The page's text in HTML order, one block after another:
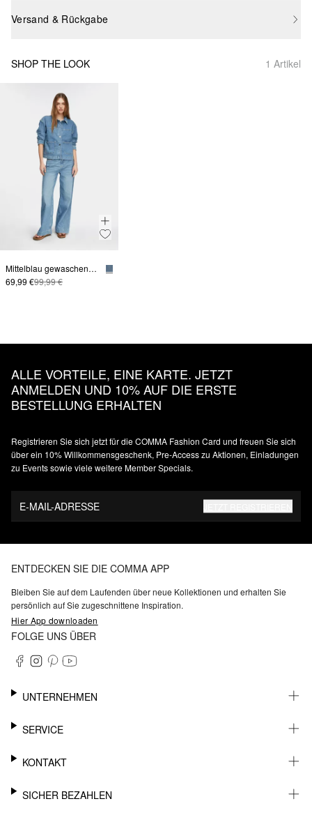
Versand & Rückgabe
SHOP THE LOOK 1 Artikel
Mittelblau gewaschene Wide-Leg Denim mit tonalem Seiteneinsatz
69,99 €99,99 €
ALLE VORTEILE, EINE KARTE. JETZT
ANMELDEN UND 10% AUF DIE ERSTE
BESTELLUNG ERHALTEN
Registrieren Sie sich jetzt für die COMMA Fashion Card und freuen Sie sich
über ein 10% Willkommensgeschenk, Pre-Access zu Aktionen, Einladungen
zu Events sowie viele weitere Member Specials.
E-MAIL-ADRESSE
ENTDECKEN SIE DIE COMMA APP
Bleiben Sie auf dem Laufenden über neue Kollektionen und erhalten Sie
persönlich auf Sie zugeschnittene Inspiration.
Hier App downloaden
FOLGE UNS ÜBER
UNTERNEHMEN
KARRIERE
BARRIEREFREIHEIT
SERVICE
WHATSAPP
MEIN KONTO
KONTAKT
SUPPORT
SICHER BEZAHLEN